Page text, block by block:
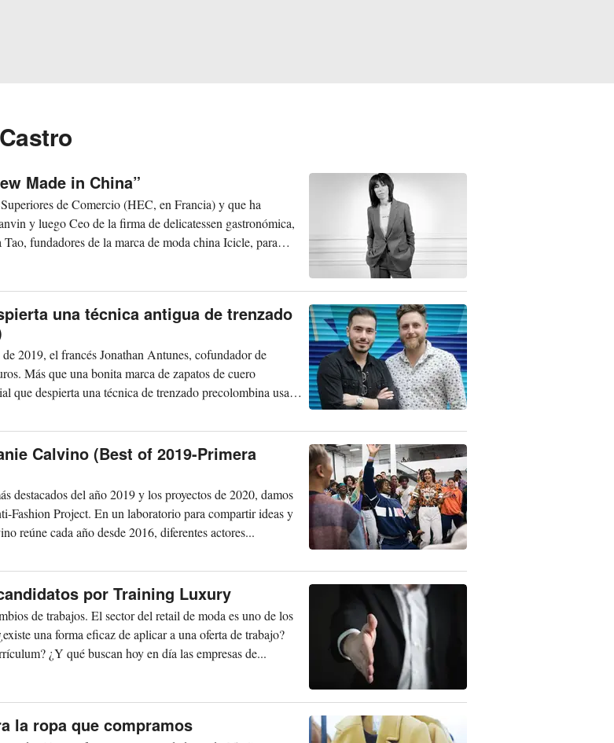
Made in China”
de Comercio (HEC, en Francia) y que ha
y luego Ceo de la firma de delicatessen gastronómica,
fundadores de la marca de moda china Icicle, para
una técnica antigua de trenzado
2019, el francés Jonathan Antunes, cofundador de
Más que una bonita marca de zapatos de cuero
que despierta una técnica de trenzado precolombina usada
Calvino (Best of 2019-Primera
destacados del año 2019 y los proyectos de 2020, damos
Fashion Project. En un laboratorio para compartir ideas y
reúne cada año desde 2016, diferentes actores...
por Training Luxury
de trabajos. El sector del retail de moda es uno de los
una forma eficaz de aplicar a una oferta de trabajo?
¿Y qué buscan hoy en día las empresas de...
la ropa que compramos